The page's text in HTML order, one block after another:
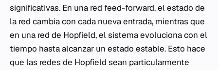
significativas. En una red feed-forward, el estado de
la red cambia con cada nueva entrada, mientras que
en una red de Hopfield, el sistema evoluciona con el
tiempo hasta alcanzar un estado estable. Esto hace
que las redes de Hopfield sean particularmente